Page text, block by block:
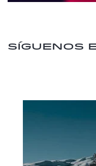
Síguenos